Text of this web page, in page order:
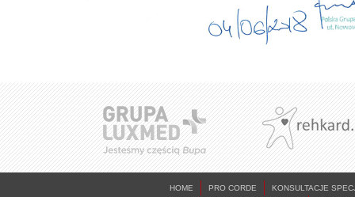
HOME PRO CORDE
KONSULTACJE